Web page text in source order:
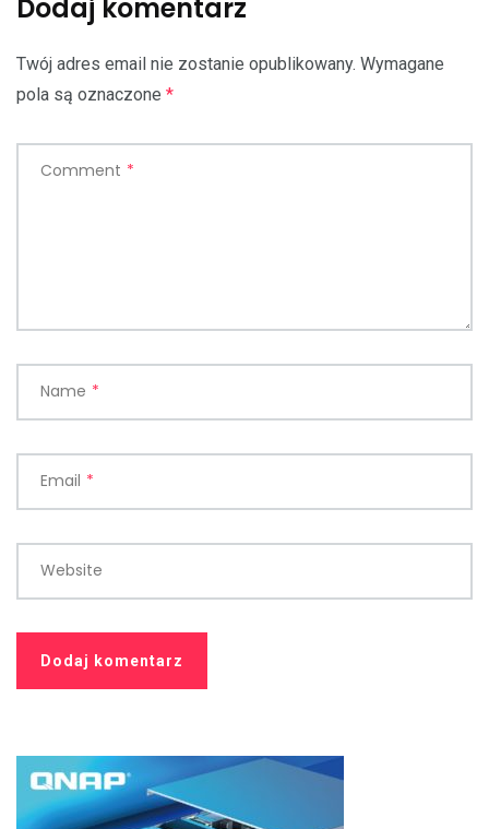
Dodaj komentarz
Twój adres email nie zostanie opublikowany. Wymagane
pola są oznaczone *
Comment *
Name *
Email *
Website